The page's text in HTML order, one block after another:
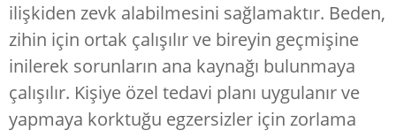
ilişkiden zevk alabilmesini sağlamaktır. Beden,
zihin için ortak çalışılır ve bireyin geçmişine
inilerek sorunların ana kaynağı bulunmaya
çalışılır. Kişiye özel tedavi planı uygulanır ve
yapmaya korktuğu egzersizler için zorlama